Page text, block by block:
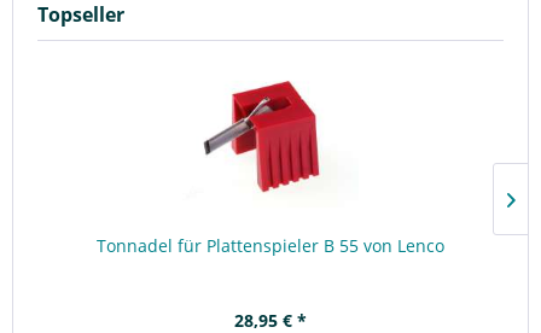
Topseller
Tonnadel für Plattenspieler B 55 von Lenco
28,95 € *